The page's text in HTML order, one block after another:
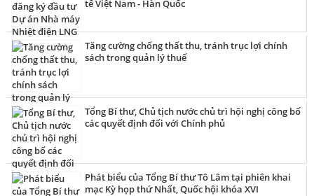
tế Việt Nam - Hàn Quốc
Tăng cường chống thất thu, tránh trục lợi chính
sách trong quản lý thuế
Tổng Bí thư, Chủ tịch nước chủ trì hội nghị công bố
các quyết định đối với Chính phủ
Phát biểu của Tổng Bí thư Tô Lâm tại phiên khai
mạc Kỳ họp thứ Nhất, Quốc hội khóa XVI